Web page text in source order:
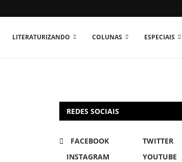
LITERATURIZANDO COLUNAS ESPECIAIS
REDES SOCIAIS
FACEBOOK
TWITTER
INSTAGRAM
YOUTUBE